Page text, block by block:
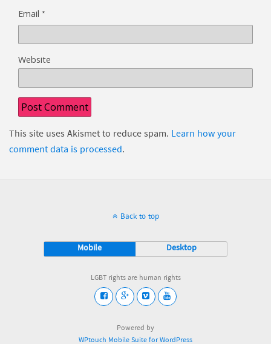
Email *
Website
This site uses Akismet to reduce spam. Learn how your
comment data is processed.
Back to top
Mobile Desktop
LGBT rights are human rights
Powered by
WPtouch Mobile Suite for WordPress